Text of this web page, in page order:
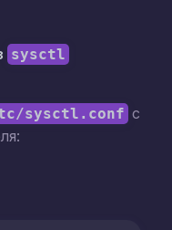
sysctl
sysctl.conf с